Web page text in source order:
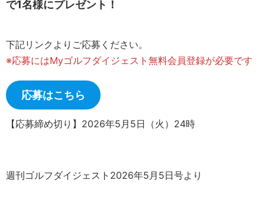
で1名様にプレゼント ！
下記リンクよりご応募ください。
※応募にはMyゴルフダイジェスト無料会員登録が必要です
応募はこちら
【応募締め切り】2026年5月5日（火）24時
週刊ゴルフダイジェスト2026年5月5日号より